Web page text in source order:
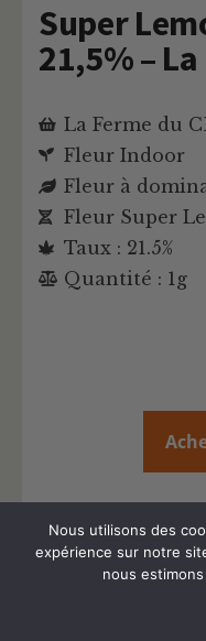
Super
21,5% –
La Ferme du
Fleur Indoor
Fleur à
Fleur Super
Taux : 21.5%
Quantité : 1g
Nous utilisons des
expérience sur notre
nous